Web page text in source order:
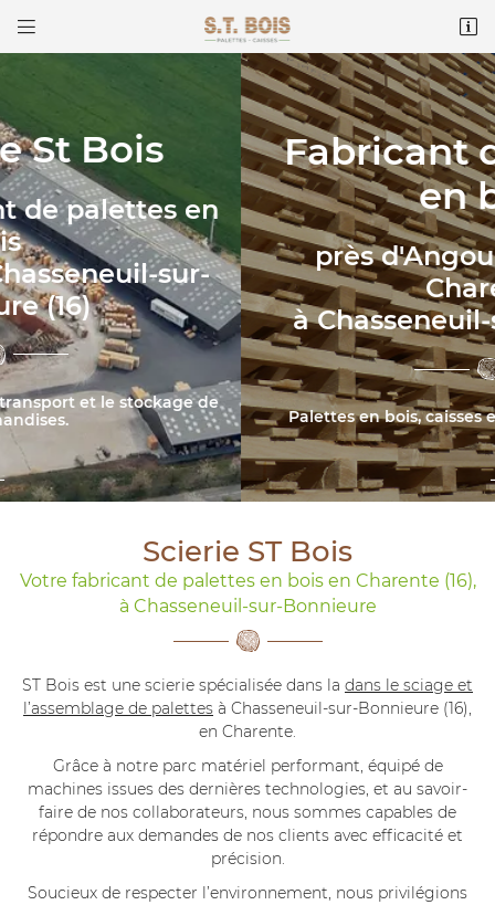
 
ZA Les Pièces de l’Age
16260 Chasseneuil-sur-Bonnieure
 Adresse email de réception
 Recopier le code ci-contre
Rafraîchir le captcha
En cochant cette case, vous consentez à recevoir nos propositions
commerciales à l'adresse email indiqué ci-dessus. Vous pouvez vous désinscrire
INSCRIPTION
Fabricant de palettes
en bois
près d'Angoulême (16), en
Charente
à Chasseneuil-sur-Bonnieure
Palettes en bois, caisses et solutions d’emballage.
Scierie ST Bois
Votre fabricant de palettes en bois en Charente (16),
à Chasseneuil-sur-Bonnieure
ST Bois est une scierie spécialisée dans la dans le sciage et
l’assemblage de palettes à Chasseneuil-sur-Bonnieure (16),
en Charente.
Grâce à notre parc matériel performant, équipé de
machines issues des dernières technologies, et au savoir-
faire de nos collaborateurs, nous sommes capables de
répondre aux demandes de nos clients avec efficacité et
précision.
Soucieux de respecter l’environnement, nous privilégions